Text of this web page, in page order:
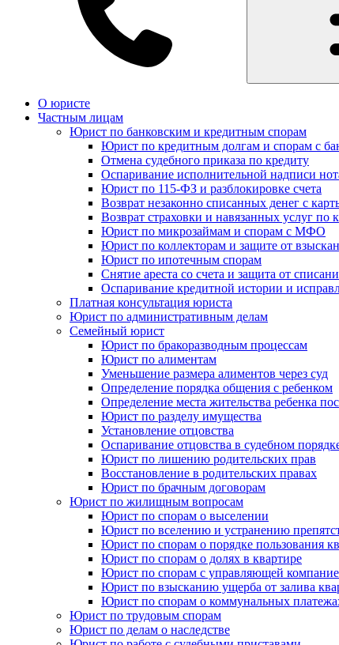
О юристе
Частным лицам
Юрист по банковским и кредитным спорам
Юрист по кредитным долгам и спорам с
Отмена судебного приказа по кредиту
Оспаривание исполнительной надписи
Юрист по 115-ФЗ и разблокировке счета
Возврат незаконно списанных денег с
Возврат страховки и навязанных услуг по
Юрист по микрозаймам и спорам с МФО
Юрист по коллекторам и защите от
Юрист по ипотечным спорам
Снятие ареста со счета и защита от
Оспаривание кредитной истории и
Платная консультация юриста
Юрист по административным делам
Семейный юрист
Юрист по бракоразводным процессам
Юрист по алиментам
Уменьшение размера алиментов через суд
Определение порядка общения с ребенком
Определение места жительства ребенка
Юрист по разделу имущества
Установление отцовства
Оспаривание отцовства в судебном
Юрист по лишению родительских прав
Восстановление в родительских правах
Юрист по брачным договорам
Юрист по жилищным вопросам
Юрист по спорам о выселении
Юрист по вселению и устранению
Юрист по спорам о порядке пользования
Юрист по спорам о долях в квартире
Юрист по спорам с управляющей
Юрист по взысканию ущерба от залива
Юрист по спорам о коммунальных
Юрист по трудовым спорам
Юрист по делам о наследстве